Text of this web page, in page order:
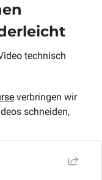
technisch
verbringen wir
schneiden,
vielleicht